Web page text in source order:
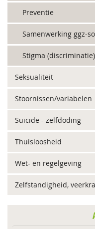
Preventie
Samenwerking ggz-
Stigma (discriminatie)
Seksualiteit
Stoornissen/variabelen
Suïcide - zelfdoding
Thuisloosheid
Wet- en regelgeving
Zelfstandigheid,